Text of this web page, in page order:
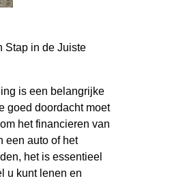
Stap in de Juiste
is een belangrijke
goed doordacht moet
het financieren van
een auto of het
het is essentieel
u kunt lenen en